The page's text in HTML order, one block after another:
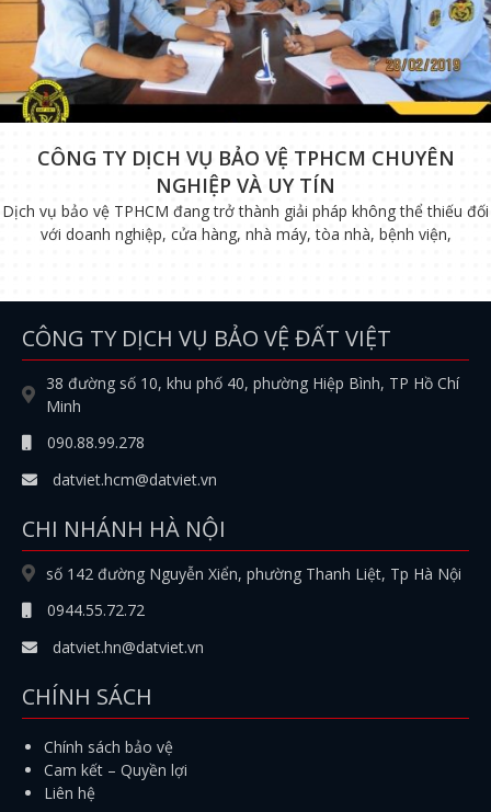
CÔNG TY DỊCH VỤ BẢO VỆ TPHCM CHUYÊN
NGHIỆP VÀ UY TÍN
Dịch vụ bảo vệ TPHCM đang trở thành giải pháp không thể thiếu đối
với doanh nghiệp, cửa hàng, nhà máy, tòa nhà, bệnh viện,
CÔNG TY DỊCH VỤ BẢO VỆ ĐẤT VIỆT
38 đường số 10, khu phố 40, phường Hiệp Bình, TP Hồ Chí
Minh
090.88.99.278
datviet.hcm@datviet.vn
CHI NHÁNH HÀ NỘI
số 142 đường Nguyễn Xiển, phường Thanh Liệt, Tp Hà Nội
0944.55.72.72
datviet.hn@datviet.vn
CHÍNH SÁCH
Chính sách bảo vệ
Cam kết – Quyền lợi
Liên hệ